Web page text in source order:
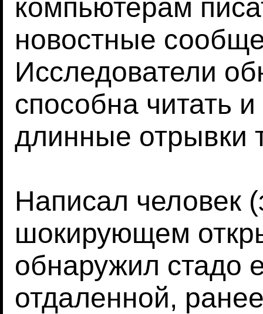
компьютерам
новостные
Исследователи
способна читать
длинные отрывки
Написал человек
шокирующем
обнаружил стадо
отдаленной,